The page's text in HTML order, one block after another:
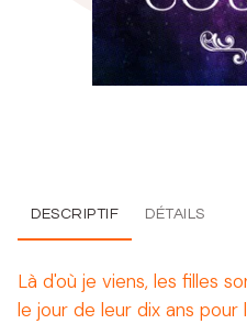
DESCRIPTIF DÉTAILS
Là d'où je viens, les filles
le jour de leur dix ans